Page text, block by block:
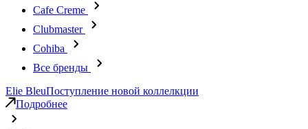
Cafe Creme
Clubmaster
Cohiba
Все бренды
Elie BleuПоступление новой коллелкции
Подробнее